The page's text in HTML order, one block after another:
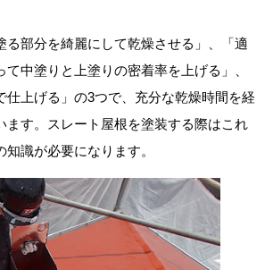
部分を綺麗にして乾燥させる」、「適
中塗りと上塗りの密着率を上げる」、
仕上げる」の3つで、充分な乾燥時間を経
ます。スレート屋根を塗装する際はこれ
識が必要になります。